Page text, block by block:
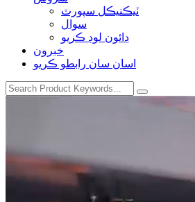
ٽيڪنيڪل سپورٽ
سوال
ڊائون لوڊ ڪريو
خبرون
اسان سان رابطو ڪريو